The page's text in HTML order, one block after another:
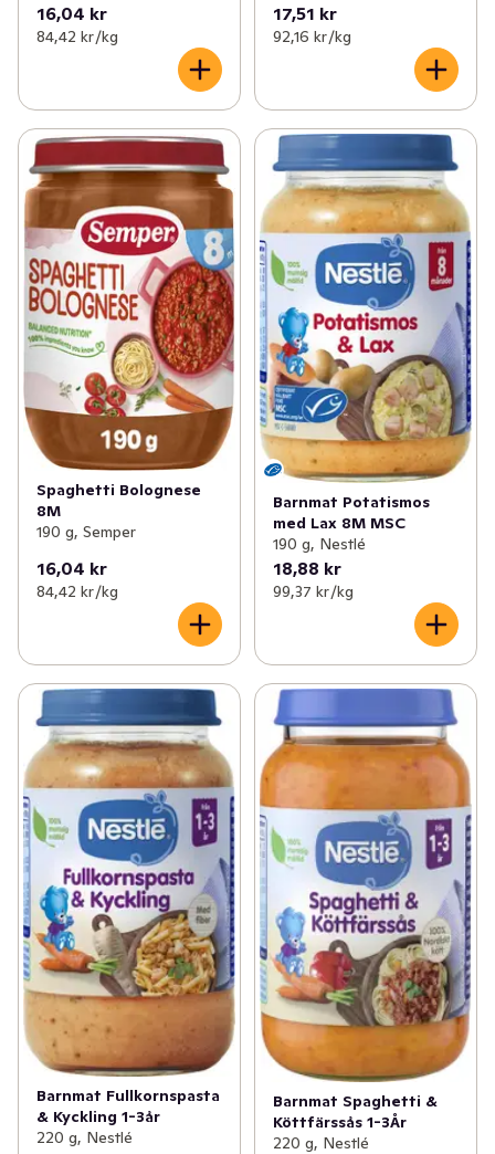
16,04 kr
84,42 kr /kg
17,51 kr
92,16 kr /kg
Spaghetti Bolognese
8M
190 g, Semper
16,04 kr
84,42 kr /kg
Barnmat Potatismos
med Lax 8M MSC
190 g, Nestlé
18,88 kr
99,37 kr /kg
Barnmat Fullkornspasta
& Kyckling 1-3år
220 g, Nestlé
Barnmat Spaghetti &
Köttfärssås 1-3År
220 g, Nestlé